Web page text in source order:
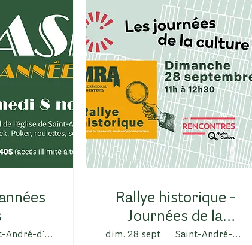
Saint-André-d'Argenteuil
Rallye historique -
Journées de la
culture
dim. 28 sept.
Saint-André-d'Argenteuil